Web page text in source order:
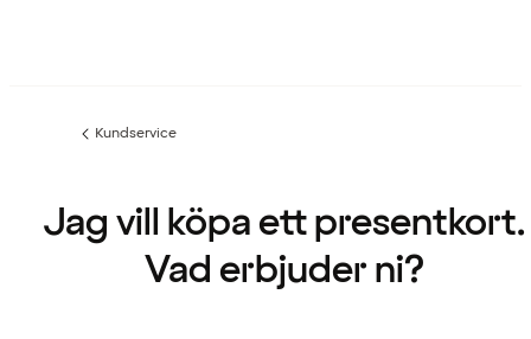
Föregående
Kundservice
Jag vill köpa ett presentkort.
Vad erbjuder ni?